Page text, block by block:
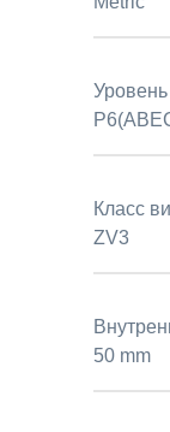
Уровень
Класс
ZV3
50 mm